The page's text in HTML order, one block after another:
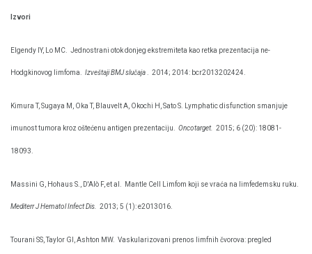
Izvori
Elgendy IY, Lo MC. Jednostrani otok donjeg ekstremiteta kao retka prezentacija ne-
Hodgkinovog limfoma. Izveštaji BMJ slučaja. 2014; 2014: bcr2013202424.
Kimura T, Sugaya M, Oka T, Blauvelt A, Okochi H, Sato S. Lymphatic disfunction smanjuje
imunost tumora kroz oštećenu antigen prezentaciju. Oncotarget. 2015; 6 (20): 18081-
18093.
Massini G, Hohaus S., D'Alò F, et al. Mantle Cell Limfom koji se vraća na limfedemsku ruku.
Mediterr J Hematol Infect Dis. 2013; 5 (1): e2013016.
Tourani SS, Taylor GI, Ashton MW. Vaskularizovani prenos limfnih čvorova: pregled